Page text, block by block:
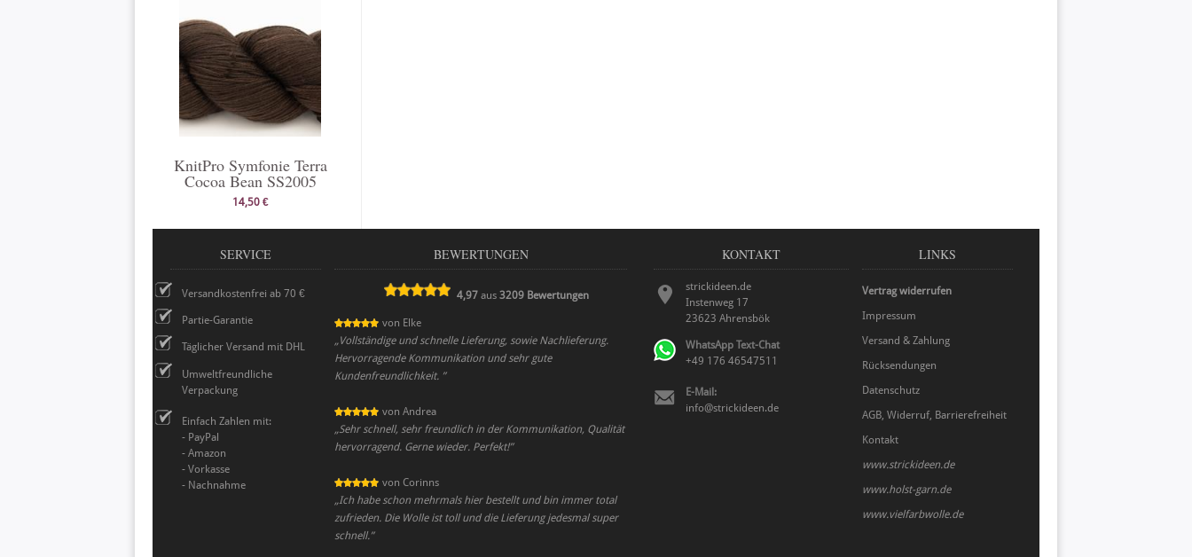
KnitPro Symfonie Terra
Cocoa Bean SS2005
14,50 €
SERVICE
Versandkostenfrei ab 70 €
Partie-Garantie
Täglicher Versand mit DHL
Umweltfreundliche
Verpackung
Einfach Zahlen mit:
- PayPal
- Amazon
- Vorkasse
- Nachnahme
BEWERTUNGEN
4,97 aus3209 Bewertungen
von Elke
„Vollständige und schnelle Lieferung, sowie Nachlieferung.
Hervorragende Kommunikation und sehr gute
Kundenfreundlichkeit. ”
von Andrea
„Sehr schnell, sehr freundlich in der Kommunikation, Qualität
hervorragend. Gerne wieder. Perfekt!”
von Corinns
„Ich habe schon mehrmals hier bestellt und bin immer total
zufrieden. Die Wolle ist toll und die Lieferung jedesmal super
schnell.”
KONTAKT
strickideen.de
Instenweg 17
23623 Ahrensbök
WhatsApp Text-Chat
+49 176 46547511
E-Mail:
info@strickideen.de
LINKS
Vertrag widerrufen
Impressum
Versand & Zahlung
Rücksendungen
Datenschutz
AGB, Widerruf, Barrierefreiheit
Kontakt
www.strickideen.de
www.holst-garn.de
www.vielfarbwolle.de